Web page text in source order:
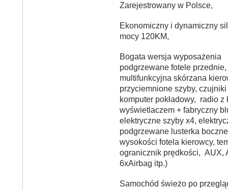
Zarejestrowany w Polsce,
Ekonomiczny i dynamiczny
mocy 120KM,
Bogata wersja wyposażenia
podgrzewane fotele przednie,
multifunkcyjna skórzana
przyciemnione szyby, czujniki
komputer pokładowy, radio z
wyświetlaczem + fabryczny
elektryczne szyby x4,
podgrzewane lusterka
wysokości fotela kierowcy,
ogranicznik prędkości, AUX,
6xAirbag itp.)
Samochód świeżo po